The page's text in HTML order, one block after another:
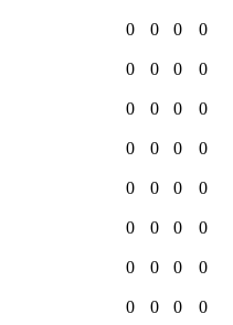
0 0 0 0
0 0 0 0
0 0 0 0
0 0 0 0
0 0 0 0
0 0 0 0
0 0 0 0
0 0 0 0